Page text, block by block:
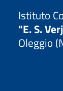
Istituto
"E. S.
Oleggio